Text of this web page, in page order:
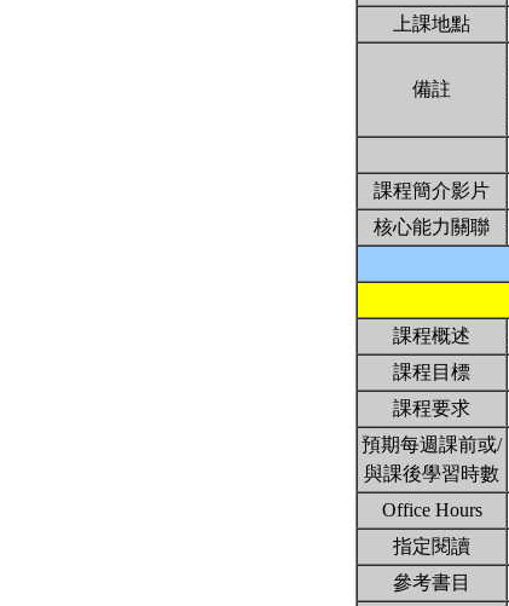
上課地點
備註
課程簡介影片
核心能力關聯
課程概述
課程目標
課程要求
預期每週課前或/
與課後學習時數
Office Hours
指定閱讀
參考書目